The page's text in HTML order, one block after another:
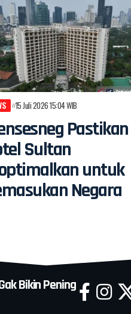
15 Juli 2026 15:04 WIB
Pastikan
Sultan
untuk
Negara
Bikin Pening